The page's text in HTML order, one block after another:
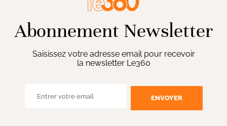
Abonnement Newsletter
Saisissez votre adresse email pour recevoir
la newsletter Le360
ENVOYER